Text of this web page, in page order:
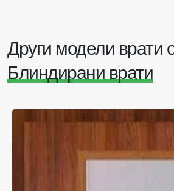
Други модели врати
Блиндирани врати